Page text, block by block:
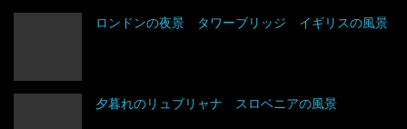
ロンドンの夜景 タワーブリッジ イギリスの風景
夕暮れのリュブリャナ スロベニアの風景
パキスタン
ブルガリア
ベルギー
コスタリカ
ジャマイカ
エチオピア
カメルーン